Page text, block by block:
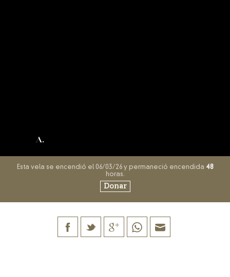
A.
Esta vela se encendió el 06/03/26 y permaneció encendida 48
horas.
Donar